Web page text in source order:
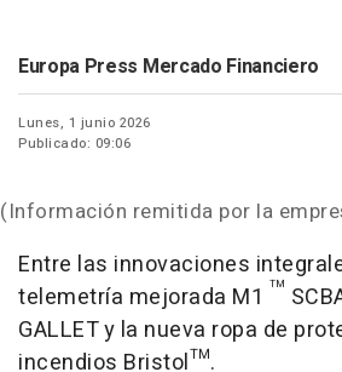
Europa Press Mercado Financiero
Lunes, 1 junio 2026
Publicado: 09:06
(Información remitida por la
Entre las innovaciones
telemetría mejorada M1 ™
GALLET y la nueva ropa de
incendios Bristol™.